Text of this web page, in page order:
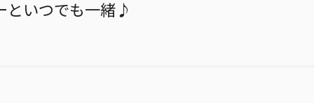
といつでも一緒♪